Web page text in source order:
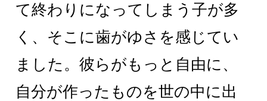
て終わりになってしまう子が多
く、そこに歯がゆさを感じてい
ました。彼らがもっと自由に、
自分が作ったものを世の中に出